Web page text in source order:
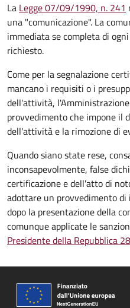
La Legge 07/09/1990, n. 241
una "comunicazione". La
immediata se completa di
richiesto.
Come per la segnalazione
mancano i requisiti o i
dell'attività,
provvedimento che impone il
dell'attività e la rimozione di
Quando siano state rese,
inconsapevolmente, false
certificazione e dell'atto di
adottare un provvedimento
dopo la presentazione della
comunque applicate le
Presidente della Repubblica